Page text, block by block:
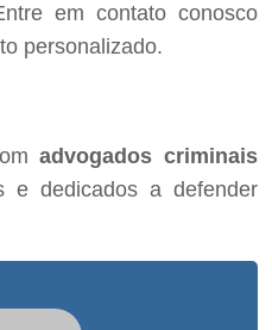
em contato conosco
personalizado.
advogados criminais
e dedicados a defender